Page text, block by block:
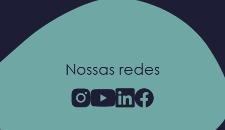
Nossas redes